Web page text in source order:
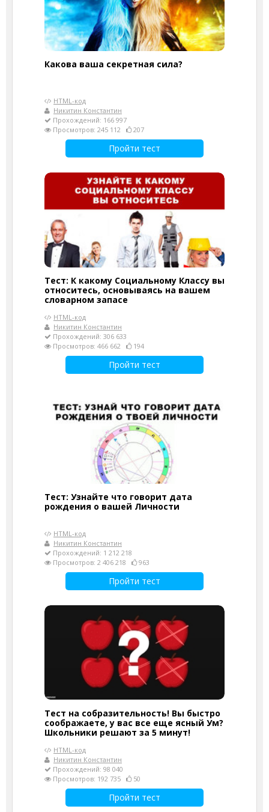
Какова ваша секретная сила?
HTML-код
Никитин Константин
Прохождений: 166 997
Просмотров: 245 112
207
Пройти тест
Тест: К какому Социальному Классу вы
относитесь, основываясь на вашем
словарном запасе
HTML-код
Никитин Константин
Прохождений: 306 633
Просмотров: 466 662
194
Пройти тест
Тест: Узнайте что говорит дата
рождения о вашей Личности
HTML-код
Никитин Константин
Прохождений: 1 212 218
Просмотров: 2 406 218
963
Пройти тест
Тест на собразительность! Вы быстро
соображаете, у вас все еще ясный Ум?
Школьники решают за 5 минут!
HTML-код
Никитин Константин
Прохождений: 98 040
Просмотров: 192 735
50
Пройти тест